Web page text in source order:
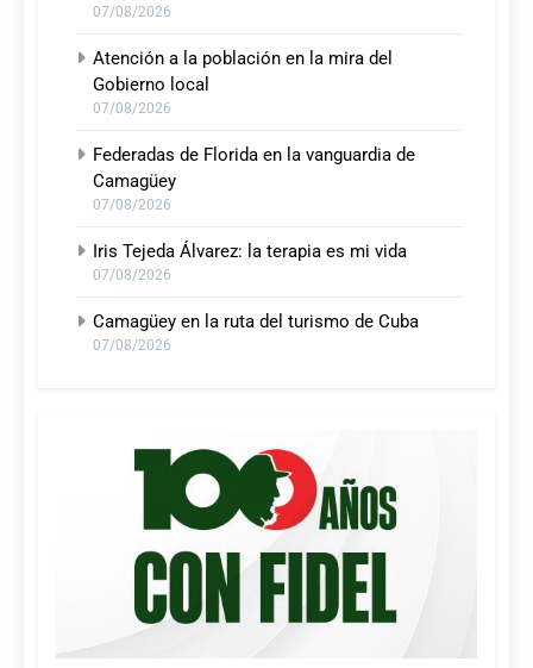
07/08/2026
Atención a la población en la mira del
Gobierno local
07/08/2026
Federadas de Florida en la vanguardia de
Camagüey
07/08/2026
Iris Tejeda Álvarez: la terapia es mi vida
07/08/2026
Camagüey en la ruta del turismo de Cuba
07/08/2026